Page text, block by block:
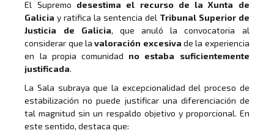
El Supremo desestima el recurso de la Xunta de
Galicia y ratifica la sentencia del Tribunal Superior de
Justicia de Galicia, que anuló la convocatoria al
considerar que lavaloración excesiva de la experiencia
en la propia comunidad no estaba suficientemente
justificada.
La Sala subraya que la excepcionalidad del proceso de
estabilización no puede justificar una diferenciación de
tal magnitud sin un respaldo objetivo y proporcional. En
este sentido, destaca que: